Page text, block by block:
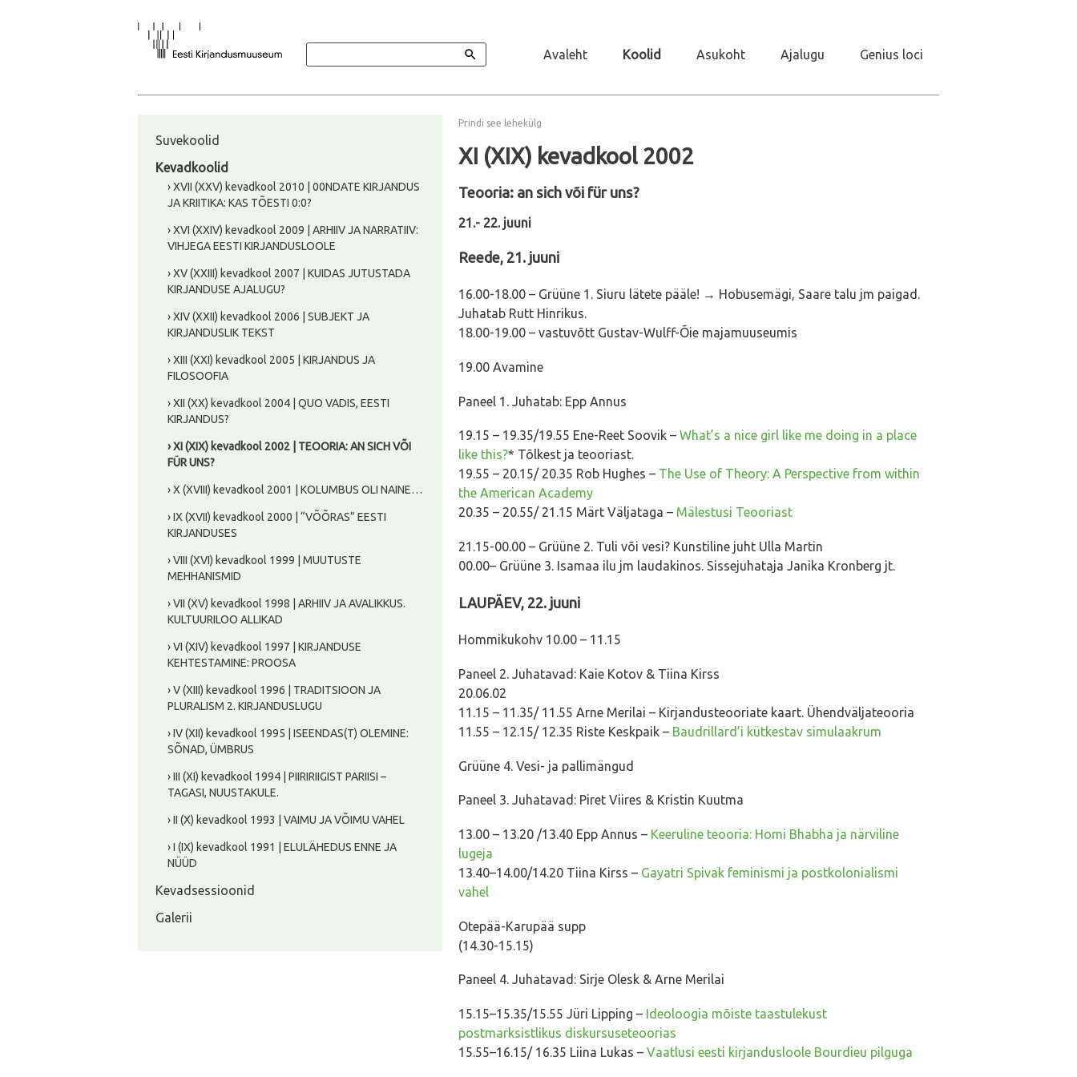
Avaleht Koolid Asukoht Ajalugu Genius loci
Suvekoolid
Kevadkoolid
› XVII (XXV) kevadkool 2010 | 00NDATE KIRJANDUS
JA KRIITIKA: KAS TÕESTI 0:0?
› XVI (XXIV) kevadkool 2009 | ARHIIV JA NARRATIIV:
VIHJEGA EESTI KIRJANDUSLOOLE
› XV (XXIII) kevadkool 2007 | KUIDAS JUTUSTADA
KIRJANDUSE AJALUGU?
› XIV (XXII) kevadkool 2006 | SUBJEKT JA
KIRJANDUSLIK TEKST
› XIII (XXI) kevadkool 2005 | KIRJANDUS JA
FILOSOOFIA
› XII (XX) kevadkool 2004 | QUO VADIS, EESTI
KIRJANDUS?
› XI (XIX) kevadkool 2002 | TEOORIA: AN SICH VÕI
FÜR UNS?
› X (XVIII) kevadkool 2001 | KOLUMBUS OLI NAINE…
› IX (XVII) kevadkool 2000 | “VÕÕRAS” EESTI
KIRJANDUSES
› VIII (XVI) kevadkool 1999 | MUUTUSTE
MEHHANISMID
› VII (XV) kevadkool 1998 | ARHIIV JA AVALIKKUS.
KULTUURILOO ALLIKAD
› VI (XIV) kevadkool 1997 | KIRJANDUSE
KEHTESTAMINE: PROOSA
› V (XIII) kevadkool 1996 | TRADITSIOON JA
PLURALISM 2. KIRJANDUSLUGU
› IV (XII) kevadkool 1995 | ISEENDAS(T) OLEMINE:
SÕNAD, ÜMBRUS
› III (XI) kevadkool 1994 | PIIRIRIIGIST PARIISI –
TAGASI, NUUSTAKULE.
› II (X) kevadkool 1993 | VAIMU JA VÕIMU VAHEL
› I (IX) kevadkool 1991 | ELULÄHEDUS ENNE JA
NÜÜD
Kevadsessioonid
Galerii
Prindi see lehekülg
XI (XIX) kevadkool 2002
Teooria: an sich või für uns?
21.- 22. juuni
Reede, 21. juuni
16.00-18.00 – Grüüne 1. Siuru lätete pääle! → Hobusemägi, Saare talu jm paigad.
Juhatab Rutt Hinrikus.
18.00-19.00 – vastuvõtt Gustav-Wulff-Õie majamuuseumis
19.00 Avamine
Paneel 1. Juhatab: Epp Annus
19.15 – 19.35/19.55 Ene-Reet Soovik – What’s a nice girl like me doing in a place
like this?* Tõlkest ja teooriast.
19.55 – 20.15/ 20.35 Rob Hughes – The Use of Theory: A Perspective from within
the American Academy
20.35 – 20.55/ 21.15 Märt Väljataga – Mälestusi Teooriast
21.15-00.00 – Grüüne 2. Tuli või vesi? Kunstiline juht Ulla Martin
00.00– Grüüne 3. Isamaa ilu jm laudakinos. Sissejuhataja Janika Kronberg jt.
LAUPÄEV, 22. juuni
Hommikukohv 10.00 – 11.15
Paneel 2. Juhatavad: Kaie Kotov & Tiina Kirss
20.06.02
11.15 – 11.35/ 11.55 Arne Merilai – Kirjandusteooriate kaart. Ühendväljateooria
11.55 – 12.15/ 12.35 Riste Keskpaik – Baudrillard’i kütkestav simulaakrum
Grüüne 4. Vesi- ja pallimängud
Paneel 3. Juhatavad: Piret Viires & Kristin Kuutma
13.00 – 13.20 /13.40 Epp Annus – Keeruline teooria: Homi Bhabha ja närviline
lugeja
13.40–14.00/14.20 Tiina Kirss – Gayatri Spivak feminismi ja postkolonialismi
vahel
Otepää-Karupää supp
(14.30-15.15)
Paneel 4. Juhatavad: Sirje Olesk & Arne Merilai
15.15–15.35/15.55 Jüri Lipping – Ideoloogia mõiste taastulekust
postmarksistlikus diskursuseteoorias
15.55–16.15/ 16.35 Liina Lukas – Vaatlusi eesti kirjandusloole Bourdieu pilguga